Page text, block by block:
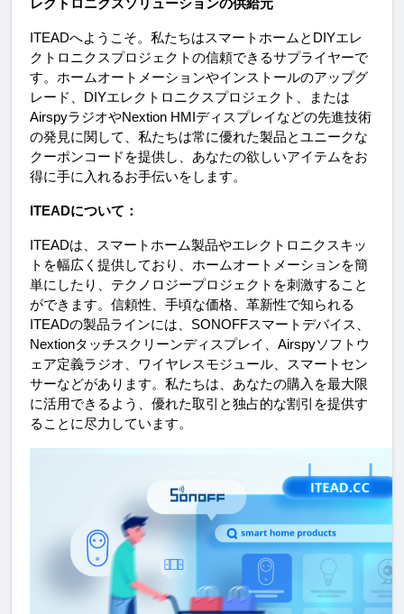
レクトロニクスソリューションの供給元
ITEADへようこそ。私たちはスマートホームとDIYエレ
クトロニクスプロジェクトの信頼できるサプライヤーで
す。ホームオートメーションやインストールのアップグ
レード、DIYエレクトロニクスプロジェクト、または
AirspyラジオやNextion HMIディスプレイなどの先進技術
の発見に関して、私たちは常に優れた製品とユニークな
クーポンコードを提供し、あなたの欲しいアイテムをお
得に手に入れるお手伝いをします。
ITEADについて：
ITEADは、スマートホーム製品やエレクトロニクスキッ
トを幅広く提供しており、ホームオートメーションを簡
単にしたり、テクノロジープロジェクトを刺激すること
ができます。信頼性、手頃な価格、革新性で知られる
ITEADの製品ラインには、SONOFFスマートデバイス、
Nextionタッチスクリーンディスプレイ、Airspyソフトウ
ェア定義ラジオ、ワイヤレスモジュール、スマートセン
サーなどがあります。私たちは、あなたの購入を最大限
に活用できるよう、優れた取引と独占的な割引を提供す
ることに尽力しています。